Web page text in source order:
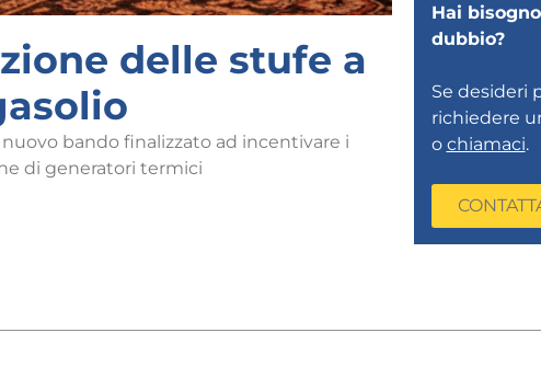
delle stufe a
bando finalizzato ad incentivare i
di generatori termici
Hai
dubbio?
Se desideri
richiedere
o chiamaci.